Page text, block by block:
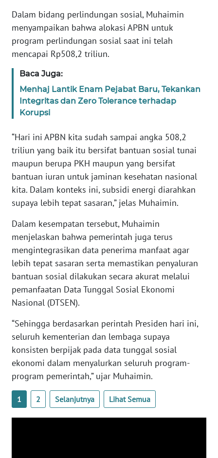
Dalam bidang perlindungan sosial, Muhaimin
menyampaikan bahwa alokasi APBN untuk
program perlindungan sosial saat ini telah
mencapai Rp508,2 triliun.
Baca Juga:
Menhaj Lantik Enam Pejabat Baru, Tekankan
Integritas dan Zero Tolerance terhadap
Korupsi
“Hari ini APBN kita sudah sampai angka 508,2
triliun yang baik itu bersifat bantuan sosial tunai
maupun berupa PKH maupun yang bersifat
bantuan iuran untuk jaminan kesehatan nasional
kita. Dalam konteks ini, subsidi energi diarahkan
supaya lebih tepat sasaran,” jelas Muhaimin.
Dalam kesempatan tersebut, Muhaimin
menjelaskan bahwa pemerintah juga terus
mengintegrasikan data penerima manfaat agar
lebih tepat sasaran serta memastikan penyaluran
bantuan sosial dilakukan secara akurat melalui
pemanfaatan Data Tunggal Sosial Ekonomi
Nasional (DTSEN).
“Sehingga berdasarkan perintah Presiden hari ini,
seluruh kementerian dan lembaga supaya
konsisten berpijak pada data tunggal sosial
ekonomi dalam menyalurkan seluruh program-
program pemerintah,” ujar Muhaimin.
1 2 Selanjutnya Lihat Semua
RIAU
WN
SERAMBI
WN
JAMBI
WN
WN
NTB
WN
SULTENG
SULBAR
WN
BABEL
WN
SUMBAR
WN
SUMSEL
WN
WN
LAMPUNG